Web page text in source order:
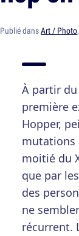
Publié dansArt / Photo
À partir du
première
Hopper,
mutations
moitié du
que par
des
ne
récurrent.